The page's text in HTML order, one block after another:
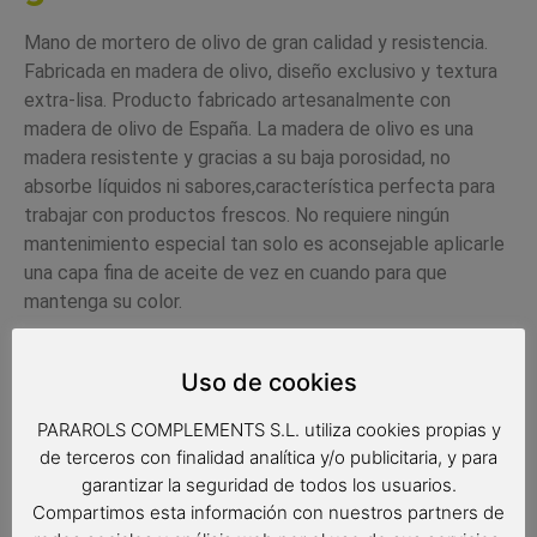
Mano de mortero de olivo de gran calidad y resistencia.
Fabricada en madera de olivo, diseño exclusivo y textura
extra-lisa. Producto fabricado artesanalmente con
madera de olivo de España. La madera de olivo es una
madera resistente y gracias a su baja porosidad, no
absorbe líquidos ni sabores,característica perfecta para
trabajar con productos frescos. No requiere ningún
mantenimiento especial tan solo es aconsejable aplicarle
una capa fina de aceite de vez en cuando para que
mantenga su color.
13,05€
Out of stock
Uso de cookies
PARAROLS COMPLEMENTS S.L. utiliza cookies propias y
de terceros con finalidad analítica y/o publicitaria, y para
garantizar la seguridad de todos los usuarios.
Compartimos esta información con nuestros partners de